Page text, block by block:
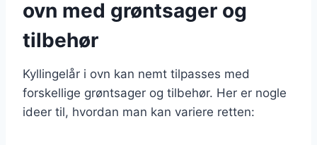
ovn med grøntsager og
tilbehør
Kyllingelår i ovn kan nemt tilpasses med
forskellige grøntsager og tilbehør. Her er nogle
ideer til, hvordan man kan variere retten: